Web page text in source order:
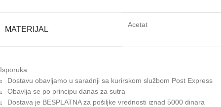
MATERIJAL
Acetat
Isporuka
Dostavu obavljamo u saradnji sa kurirskom službom Post Express
Obavlja se po principu danas za sutra
Dostava je BESPLATNA za pošiljke vrednosti iznad 5000 dinara